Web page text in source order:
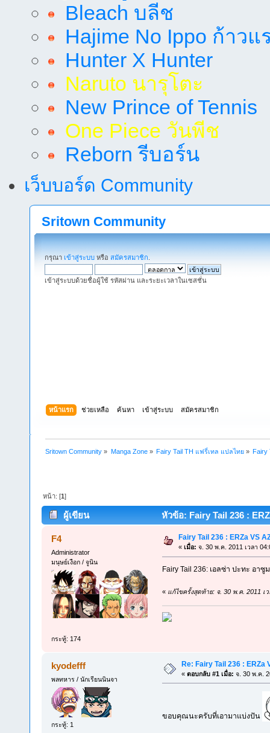
Bleach บลีช
Hajime No Ippo ก้าวแ
Hunter X Hunter
Naruto นารุโตะ
New Prince of Tennis
One Piece วันพีช
Reborn รีบอร์น
เว็บบอร์ด Community
Sritown Community
กรุณา เข้าสู่ระบบ หรือ สมัครสมาชิก
เข้าสู่ระบบด้วยชื่อผู้ใช้ รหัสผ่าน และระยะเวลาในเซสชั่น
หน้าแรก ช่วยเหลือ ค้นหา เข้าสู่ระบบ สมัครสมาชิก
Sritown Community » Manga Zone» Fairy Tail TH แฟรี่เทล แปลไทย» Fairy
หน้า: [1]
ผู้เขียน หัวข้อ: Fairy Tail 236 :
F4
Administrator
มนุษย์เงือก / จูนิน
กระทู้: 174
Fairy Tail 236 : ERZa VS
« เมื่อ: จ. 30 พ.ค. 2011 เวลา
Fairy Tail 236: เอลซ่า ปะทะ อาซู
« แก้ไขครั้งสุดท้าย: จ. 30 พ.ค. 2011 เ
kyodefff
พลทหาร / นักเรียนนินจา
กระทู้: 1
Re: Fairy Tail 236 : ERZa
« ตอบกลับ #1 เมื่อ: จ. 30 พ.ค.
ขอบคุณนะครับที่เอามาแบ่งปัน